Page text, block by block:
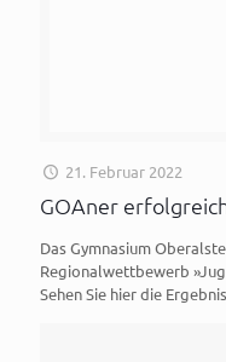
21. Februar 2022
GOAner
Das Gymnasium
Regionalwettbewerb
Sehen Sie hier die